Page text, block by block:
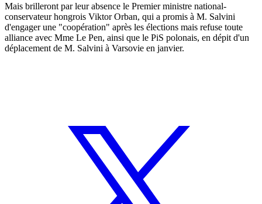
Mais brilleront par leur absence le Premier ministre national-
conservateur hongrois Viktor Orban, qui a promis à M. Salvini
d'engager une "coopération" après les élections mais refuse toute
alliance avec Mme Le Pen, ainsi que le PiS polonais, en dépit d'un
déplacement de M. Salvini à Varsovie en janvier.